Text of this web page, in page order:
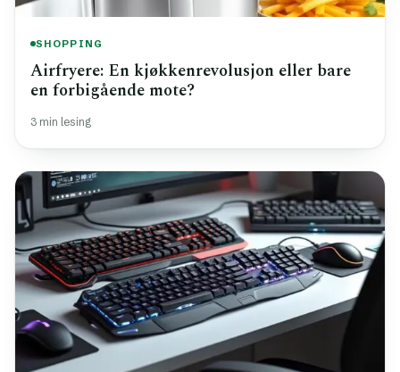
SHOPPING
Airfryere: En kjøkkenrevolusjon eller bare
en forbigående mote?
3 min lesing